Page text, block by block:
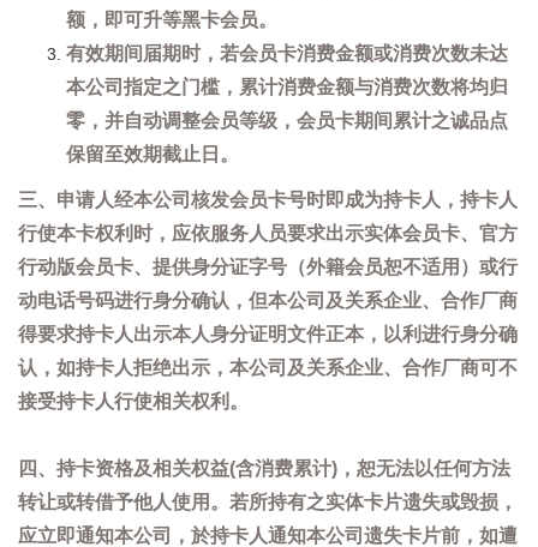
额，即可升等黑卡会员。
有效期间届期时，若会员卡消费金额或消费次数未达
本公司指定之门槛，累计消费金额与消费次数将均归
零，并自动调整会员等级，会员卡期间累计之诚品点
保留至效期截止日。
三、申请人经本公司核发会员卡号时即成为持卡人，持卡人
行使本卡权利时，应依服务人员要求出示实体会员卡、官方
行动版会员卡、提供身分证字号（外籍会员恕不适用）或行
动电话号码进行身分确认，但本公司及关系企业、合作厂商
得要求持卡人出示本人身分证明文件正本，以利进行身分确
认，如持卡人拒绝出示，本公司及关系企业、合作厂商可不
接受持卡人行使相关权利。
四、持卡资格及相关权益(含消费累计)，恕无法以任何方法
转让或转借予他人使用。若所持有之实体卡片遗失或毁损，
应立即通知本公司，於持卡人通知本公司遗失卡片前，如遭